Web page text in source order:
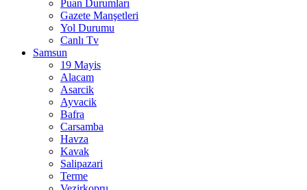
Puan Durumları
Gazete Manşetleri
Yol Durumu
Canlı Tv
Samsun
19 Mayis
Alacam
Asarcik
Ayvacik
Bafra
Carsamba
Havza
Kavak
Salipazari
Terme